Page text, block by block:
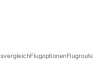
FlugoptionenFlugrouten